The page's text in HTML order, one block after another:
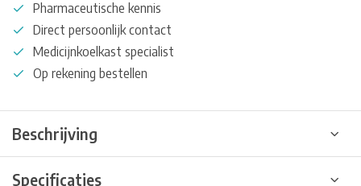
Pharmaceutische kennis
Direct persoonlijk contact
Medicijnkoelkast specialist
Op rekening bestellen
Beschrijving
Specificaties